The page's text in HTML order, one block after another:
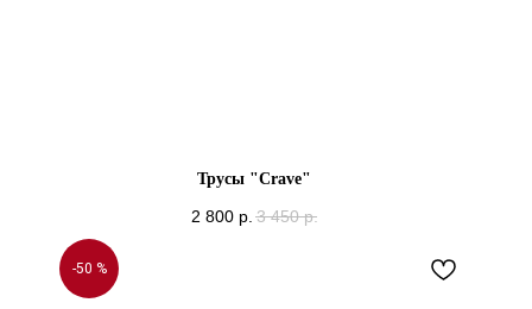
Трусы "Crave"
2 800 р. 3 450 р.
-50 %